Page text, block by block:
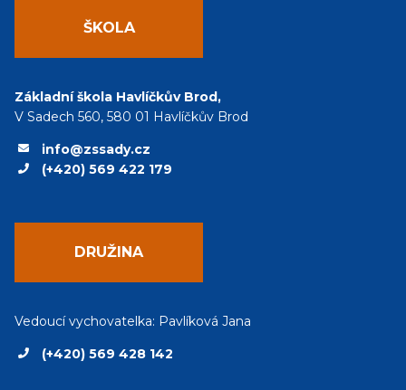
ŠKOLA
Základní škola Havlíčkův Brod,
V Sadech 560, 580 01 Havlíčkův Brod
info@zssady.cz
(+420) 569 422 179
DRUŽINA
Vedoucí vychovatelka: Pavlíková Jana
(+420) 569 428 142